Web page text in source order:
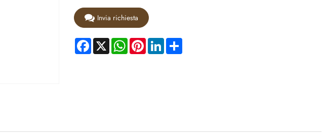
Invia richiesta
Facebook
X WhatsApp
PinterestLinkedInShare